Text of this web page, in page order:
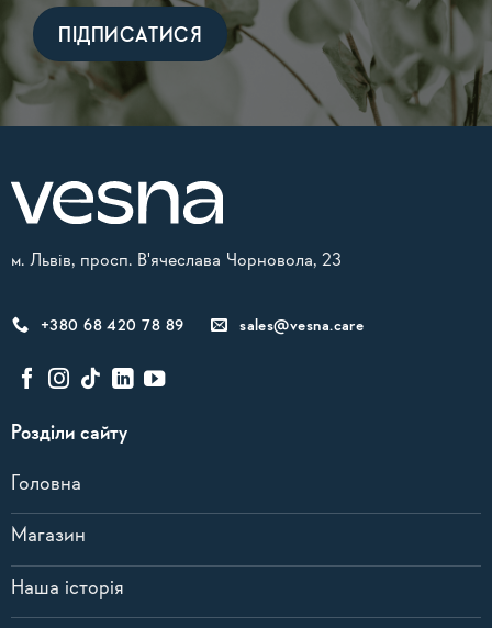
Alternative:
м. Львів, просп. В'ячеслава Чорновола, 23
+380 68 420 78 89 sales@vesna.care
Розділи сайту
Головна
Магазин
Наша історія